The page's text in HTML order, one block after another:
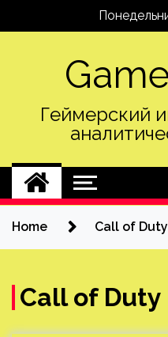
Геймерский
Home Call of Duty
Call of Duty